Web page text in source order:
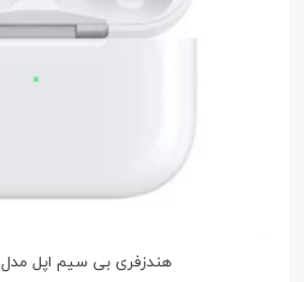
هندزفری بی سیم اپل مدل AirPods Pro 2